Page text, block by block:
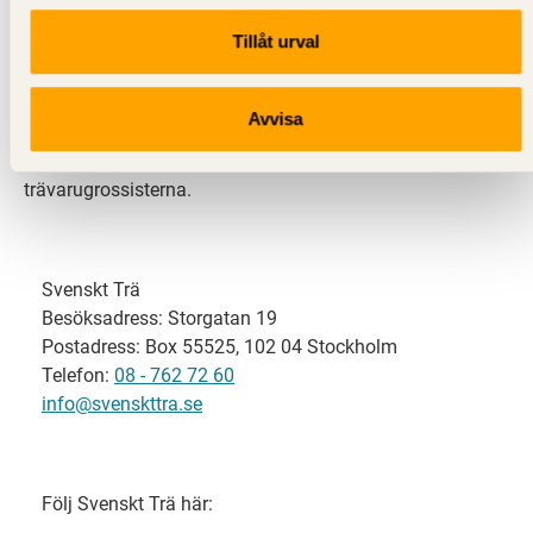
Tillåt urval
Avvisa
Svenskt Trä representerar svensk sågverksindustri
och är en del av branschorganisationen
svensk limträ-, KL-trä- och förpackningsindustri samt
trävarugrossisterna.
Svenskt Trä
Besöksadress: Storgatan 19
Postadress: Box 55525, 102 04 Stockholm
Telefon: 08 - 762 72 60
info@svenskttra.se
Följ Svenskt Trä här: